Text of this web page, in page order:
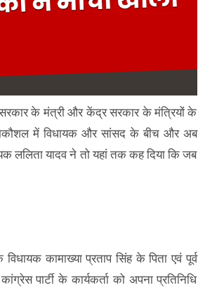
सरकार के मंत्री और केंद्र सरकार के मंत्रियों के
में विधायक और सांसद के बीच और अब
ललिता यादव ने तो यहां तक कह दिया कि जब
कामाख्या प्रताप सिंह के पिता एवं पूर्व
पार्टी के कार्यकर्ता को अपना प्रतिनिधि